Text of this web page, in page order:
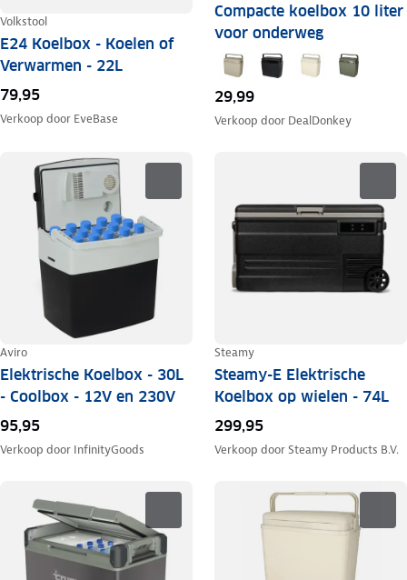
Volkstool
E24 Koelbox - Koelen of
Verwarmen - 22L
79,95
Verkoop door EveBase
Compacte koelbox 10 liter
voor onderweg
29,99
Verkoop door DealDonkey
Aviro
Elektrische Koelbox - 30L
- Coolbox - 12V en 230V
95,95
Verkoop door InfinityGoods
Steamy
Steamy-E Elektrische
Koelbox op wielen - 74L
299,95
Verkoop doorSteamy Products B.V.